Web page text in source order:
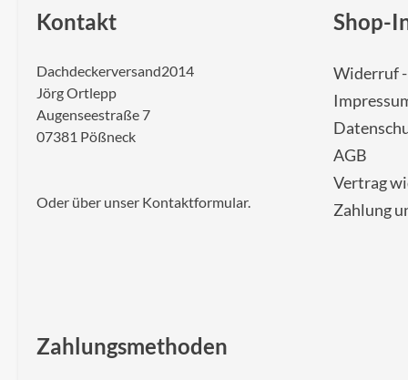
Kontakt
Dachdeckerversand2014
Jörg Ortlepp
Augenseestraße 7
07381 Pößneck
Oder über unser Kontaktformular.
Shop-
Widerruf
AGB
Vertrag
Zahlung
Zahlungsmethoden